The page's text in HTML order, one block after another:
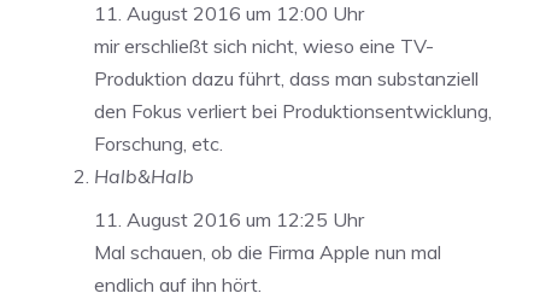
11. August 2016 um 12:00 Uhr
mir erschließt sich nicht, wieso eine TV-
Produktion dazu führt, dass man substanziell
den Fokus verliert bei Produktionsentwicklung,
Forschung, etc.
Halb&Halb
11. August 2016 um 12:25 Uhr
Mal schauen, ob die Firma Apple nun mal
endlich auf ihn hört.